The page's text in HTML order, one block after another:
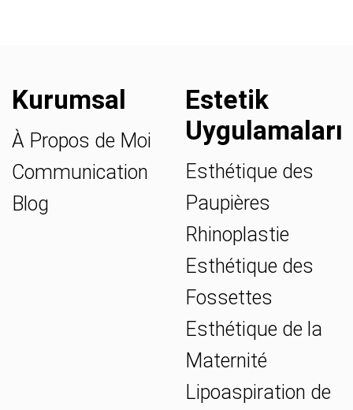
Kurumsal
À Propos de Moi
Communication
Blog
Estetik
Uygulamaları
Esthétique des
Paupières
Rhinoplastie
Esthétique des
Fossettes
Esthétique de la
Maternité
Lipoaspiration de